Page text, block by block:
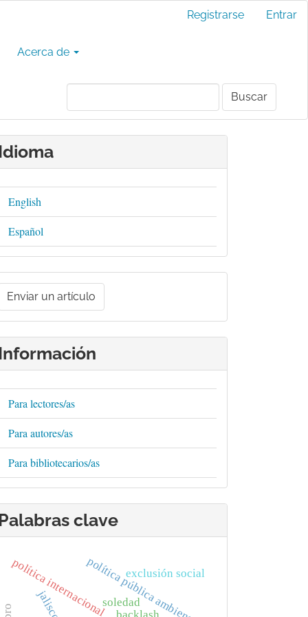
Registrarse Entrar
Acerca de
Buscar
English
Español
Enviar un artículo
Para lectores/as
Para autores/as
Para bibliotecarios/as
clave
política internacionalpolítica pública ambiental
exclusión social
soledad
jalisco